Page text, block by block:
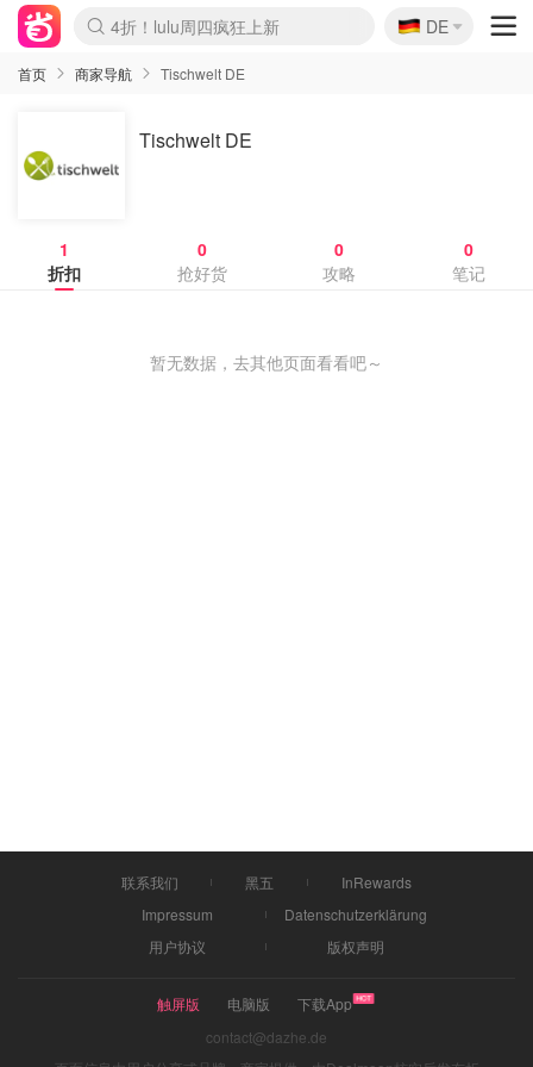
Boticinal 夏促开抢！
4折！lulu周四疯狂上新
还没结束！&OtherStories大促
Joybuy变相75折 随时失效
速领！Stanley独家85折
疑似霸哥！Camper额外叠85折
Zalando 奥莱闪促！每日更新
Moncler反季囤！5折起+叠9折
Coach Brooklyn仅€192
🇩🇪
DE
首页 商家导航 Tischwelt DE
Tischwelt DE
1
折扣
0
抢好货
0
攻略
0
笔记
暂无数据，去其他页面看看吧～
联系我们 黑五
InRewards
Impressum
Datenschutzerklärung
用户协议
版权声明
触屏版 电脑版
下载App
contact@dazhe.de